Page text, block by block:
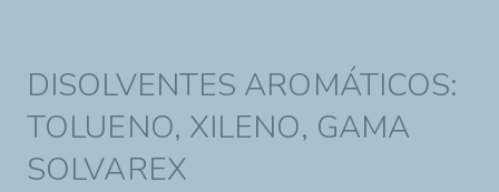
DISOLVENTES AROMÁTICOS:
TOLUENO, XILENO, GAMA
SOLVAREX